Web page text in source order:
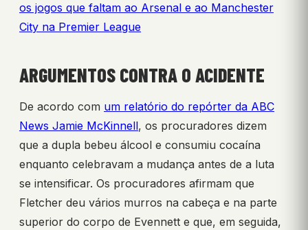
os jogos que faltam ao Arsenal e ao Manchester
City na Premier League
ARGUMENTOS CONTRA O ACIDENTE
De acordo com um relatório do repórter da ABC
News Jamie McKinnell, os procuradores dizem
que a dupla bebeu álcool e consumiu cocaína
enquanto celebravam a mudança antes de a luta
se intensificar. Os procuradores afirmam que
Fletcher deu vários murros na cabeça e na parte
superior do corpo de Evennett e que, em seguida,